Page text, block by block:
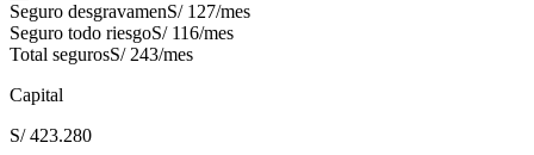
Seguro desgravamenS/ 127/mes
Seguro todo riesgoS/ 116/mes
Total segurosS/ 243/mes
Capital
S/ 423.280